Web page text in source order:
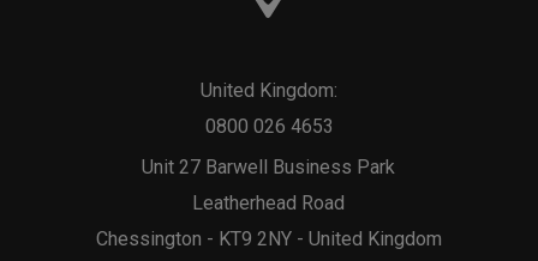
Unit 27 Barwell Business Park
Leatherhead Road
Chessington - KT9 2NY - United Kingdom
United Kingdom:
0800 026 4653